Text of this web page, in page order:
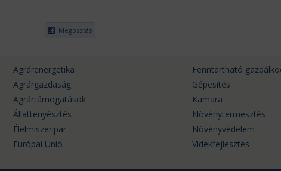
Megosztás
Agrárenergetika
Agrárgazdaság
Agrártámogatások
Állattenyésztés
Élelmiszeripar
Európai Unió
Fenntartható
Gépesítés
Kamara
Növénytermesztés
Növényvédelem
Vidékfejlesztés